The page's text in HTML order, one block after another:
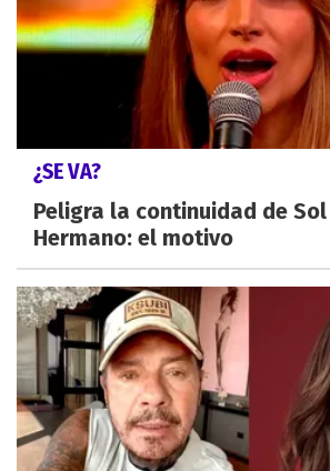
¿SE VA?
Peligra la continuidad de Sol
Hermano: el motivo